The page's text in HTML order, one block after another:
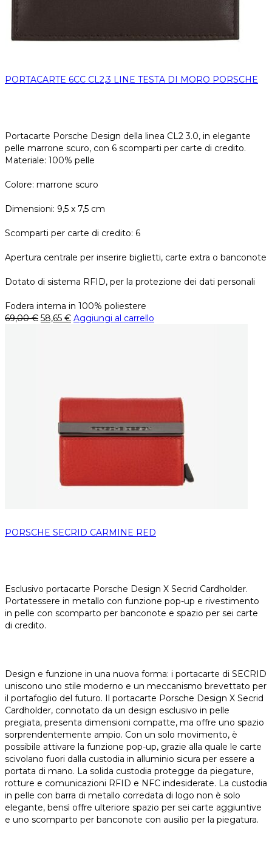
PORTACARTE 6CC CL2,3 LINE TESTA DI MORO PORSCHE
Portacarte Porsche Design della linea CL2 3.0, in elegante
pelle marrone scuro, con 6 scomparti per carte di credito.
Materiale: 100% pelle
Colore: marrone scuro
Dimensioni: 9,5 x 7,5 cm
Scomparti per carte di credito: 6
Apertura centrale per inserire biglietti, carte extra o banconote
Dotato di sistema RFID, per la protezione dei dati personali
Fodera interna in 100% poliestere
69,00€ 58,65 € Aggiungi al carrello
PORSCHE SECRID CARMINE RED
Esclusivo portacarte Porsche Design X Secrid Cardholder.
Portatessere in metallo con funzione pop-up e rivestimento
in pelle con scomparto per banconote e spazio per sei carte
di credito.
Design e funzione in una nuova forma: i portacarte di SECRID
uniscono uno stile moderno e un meccanismo brevettato per
il portafoglio del futuro. Il portacarte Porsche Design X Secrid
Cardholder, connotato da un design esclusivo in pelle
pregiata, presenta dimensioni compatte, ma offre uno spazio
sorprendentemente ampio. Con un solo movimento, è
possibile attivare la funzione pop-up, grazie alla quale le carte
scivolano fuori dalla custodia in alluminio sicura per essere a
portata di mano. La solida custodia protegge da piegature,
rotture e comunicazioni RFID e NFC indesiderate. La custodia
in pelle con barra di metallo corredata di logo non è solo
elegante, bensì offre ulteriore spazio per sei carte aggiuntive
e uno scomparto per banconote con ausilio per la piegatura.